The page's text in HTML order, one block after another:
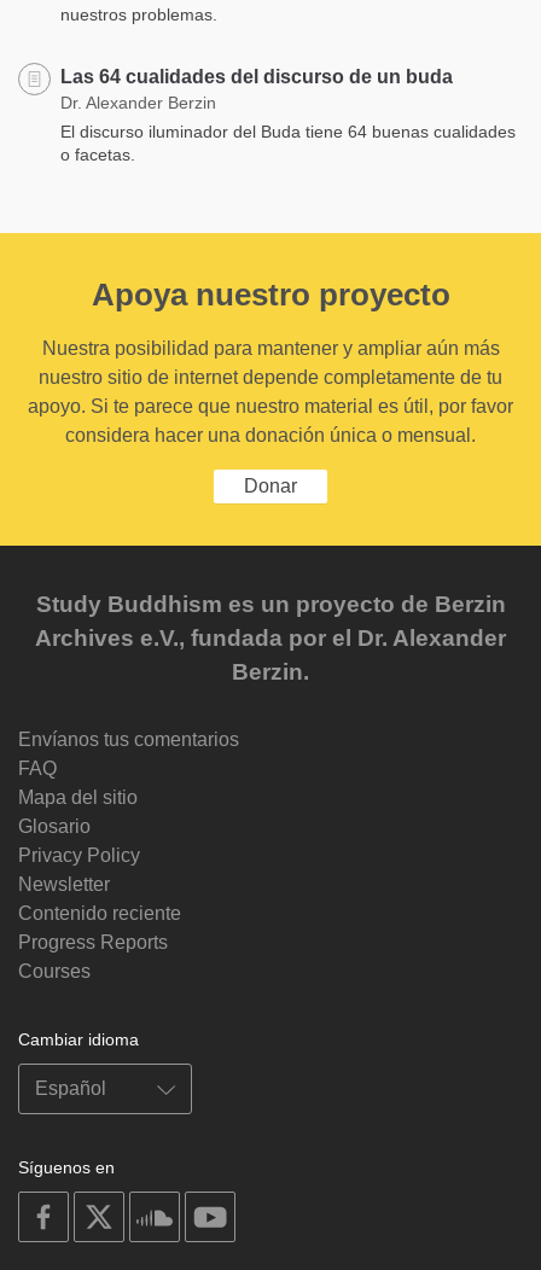
nuestros problemas.
Las 64 cualidades del discurso de un buda
Dr. Alexander Berzin
El discurso iluminador del Buda tiene 64 buenas cualidades
o facetas.
Apoya nuestro proyecto
Nuestra posibilidad para mantener y ampliar aún más
nuestro sitio de internet depende completamente de tu
apoyo. Si te parece que nuestro material es útil, por favor
considera hacer una donación única o mensual.
Donar
Study Buddhism es un proyecto de Berzin
Archives e.V., fundada por el Dr. Alexander
Berzin.
Envíanos tus comentarios
FAQ
Mapa del sitio
Glosario
Privacy Policy
Newsletter
Contenido reciente
Progress Reports
Courses
Cambiar idioma
Síguenos en
on
facebook
soundcloud